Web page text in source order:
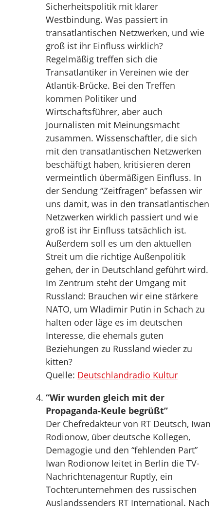
Sicherheitspolitik mit klarer
Westbindung. Was passiert in
transatlantischen Netzwerken, und wie
groß ist ihr Einfluss wirklich?
Regelmäßig treffen sich die
Transatlantiker in Vereinen wie der
Atlantik-Brücke. Bei den Treffen
kommen Politiker und
Wirtschaftsführer, aber auch
Journalisten mit Meinungsmacht
zusammen. Wissenschaftler, die sich
mit den transatlantischen Netzwerken
beschäftigt haben, kritisieren deren
vermeintlich übermäßigen Einfluss. In
der Sendung “Zeitfragen” befassen wir
uns damit, was in den transatlantischen
Netzwerken wirklich passiert und wie
groß ist ihr Einfluss tatsächlich ist.
Außerdem soll es um den aktuellen
Streit um die richtige Außenpolitik
gehen, der in Deutschland geführt wird.
Im Zentrum steht der Umgang mit
Russland: Brauchen wir eine stärkere
NATO, um Wladimir Putin in Schach zu
halten oder läge es im deutschen
Interesse, die ehemals guten
Beziehungen zu Russland wieder zu
kitten?
Quelle: Deutschlandradio Kultur
“Wir wurden gleich mit der
Propaganda-Keule begrüßt”
Der Chefredakteur von RT Deutsch, Iwan
Rodionow, über deutsche Kollegen,
Demagogie und den “fehlenden Part”
Iwan Rodionow leitet in Berlin die TV-
Nachrichtenagentur Ruptly, ein
Tochterunternehmen des russischen
Auslandssenders RT International. Nach